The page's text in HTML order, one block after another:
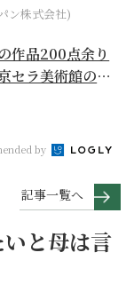
ン株式会社)
作品200点余り
セラ美術館の
by
記事一覧へ
と母は言